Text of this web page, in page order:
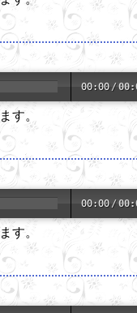
00:00 /
す。
00:00 /
す。